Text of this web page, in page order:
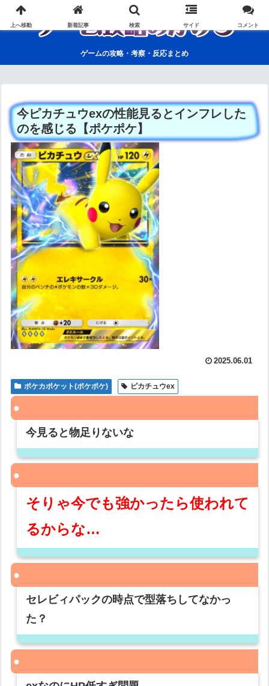
ゲームの攻略・考察・反応まとめ
今ピカチュウexの性能見るとインフレした
のを感じる【ポケポケ】
2025.06.01
ポケカポケット(ポケポケ) ピカチュウex
今見ると物足りないな
そりゃ今でも強かったら使われて
るからな…
セレビィパックの時点で型落ちしてなかっ
た？
上へ移動 新着記事 検索 サイド コメント